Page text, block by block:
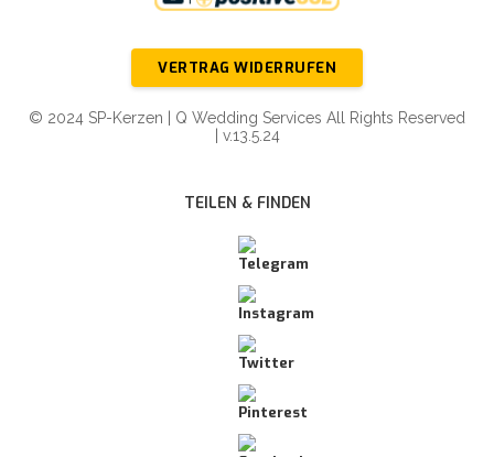
VERTRAG WIDERRUFEN
© 2024 SP-Kerzen | Q Wedding Services All Rights Reserved
| v.13.5.24
TEILEN & FINDEN